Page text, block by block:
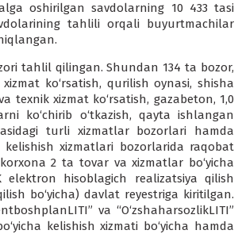
oshirilgan savdolarning 10 433 tasi
tahlili orqali buyurtmachilar
tahlil qilingan. Shundan 134 ta bozor,
ko‘rsatish, qurilish oynasi, shisha
texnik xiz­mat ko‘rsatish, gazabeton, 1,0
ko‘chirib o‘tkazish, qayta ishlangan
turli xizmatlar bozorlari hamda
xizmatlari bozorlarida raqobat
2 ta tovar va xizmatlar bo‘yicha
elektron hisoblagich realizatsiya qi­lish
bo‘yicha) davlat reyestriga kiritilgan.
va “O‘zshaharsozlikLITI”
kelishish xizmati bo‘yicha hamda